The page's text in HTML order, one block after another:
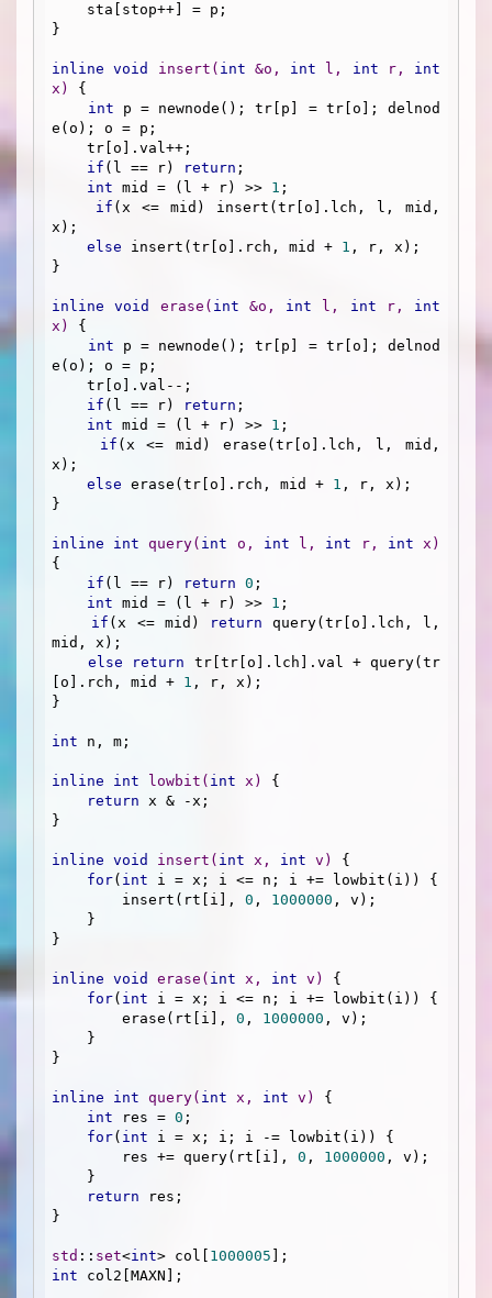
}
inline void insert ( int &o, int l, int r, int
x)
{
int p = newnode(); tr[p] = tr[o]; delnod
e(o); o = p;
if (l == r) return ;
int mid = (l + r) >> 1 ;
if (x <= mid) insert(tr[o].lch, l, mid,
x);
else insert(tr[o].rch, mid + 1 , r, x);
}
inline void erase ( int &o, int l, int r, int
x)
{
int p = newnode(); tr[p] = tr[o]; delnod
e(o); o = p;
if (l == r) return ;
int mid = (l + r) >> 1 ;
if (x <= mid) erase(tr[o].lch, l, mid,
x);
else erase(tr[o].rch, mid + 1 , r, x);
}
inline int query( int o, int l, int r, int x)
{
if (l == r) return 0 ;
int mid = (l + r) >> 1 ;
if (x <= mid) return query(tr[o].lch, l,
mid, x);
else
return tr[tr[o].lch].val + query(tr
[o].rch, mid + 1 , r, x);
}
int n, m;
inline int lowbit ( int x)
{
return x & -x;
}
inline void insert ( int x, int v)
{
for( int i = x; i <= n; i += lowbit(i)) {
        insert(rt[i],
0 , 1000000 , v);
}
inline void erase ( int x, int v)
{
for( int i = x; i <= n; i += lowbit(i)) {
        erase(rt[i],
0 , 1000000 , v);
}
inline int query( int x, int v)
{
int res = 0 ;
for( int i = x; i; i -= lowbit(i)) {
        res += query(rt[i],
0 , 1000000 , v);
return res;
}
std :: set<int> col[ 1000005
int col2[MAXN];